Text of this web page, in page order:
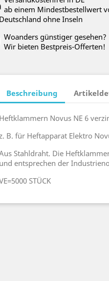
ab einem Mindestbestellwert
ohne Inseln
Woanders günstiger gesehen?
Wir bieten Bestpreis-Offerten!
Beschreibung
Heftklammern Novus NE 6
z. B. für Heftapparat Elektro
Stahldraht. Die
und entsprechen der
STÜCK